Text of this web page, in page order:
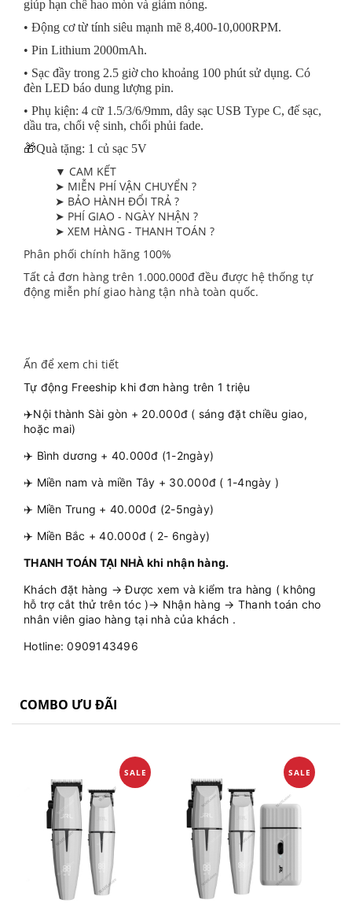
giúp hạn chế hao mòn và giảm nóng.
• Động cơ từ tính siêu mạnh mẽ 8,400-10,000RPM.
• Pin Lithium 2000mAh.
• Sạc đầy trong 2.5 giờ cho khoảng 100 phút sử dụng. Có
đèn LED báo dung lượng pin.
• Phụ kiện: 4 cữ 1.5/3/6/9mm, dây sạc USB Type C, đế sạc,
dầu tra, chổi vệ sinh, chổi phủi fade.
🎁Quà tặng: 1 củ sạc 5V
▼ CAM KẾT
➤ MIỄN PHÍ VẬN CHUYỂN ?
➤ BẢO HÀNH ĐỔI TRẢ ?
➤ PHÍ GIAO - NGÀY NHẬN ?
➤ XEM HÀNG - THANH TOÁN ?
Phân phối chính hãng 100%
Tất cả đơn hàng trên 1.000.000đ đều được hệ thống tự
động miễn phí giao hàng tận nhà toàn quốc.
Ấn để xem chi tiết
Tự động Freeship khi đơn hàng trên 1 triệu
✈️Nội thành Sài gòn + 20.000đ ( sáng đặt chiều giao,
hoặc mai)
✈️ Bình dương + 40.000đ (1-2ngày)
✈️ Miền nam và miền Tây + 30.000đ ( 1-4ngày )
✈️ Miền Trung + 40.000đ (2-5ngày)
✈️ Miền Bắc + 40.000đ ( 2- 6ngày)
THANH TOÁN TẠI NHÀ khi nhận hàng.
Khách đặt hàng → Được xem và kiểm tra hàng ( không
hỗ trợ cắt thử trên tóc )→ Nhận hàng → Thanh toán cho
nhân viên giao hàng tại nhà của khách .
Hotline: 0909143496
COMBO ƯU ĐÃI
SALE SALE